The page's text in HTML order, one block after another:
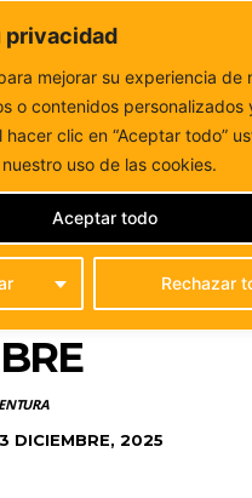
privacidad
mejorar su experiencia de
o contenidos personalizados
clic en “Aceptar todo”
uso de las cookies.
Rechazar
Aceptar todo
FM
informacion de forma cercana
Corralejo acoge una nueva
28...
ACOGE
EDICIÓN DE
EL
28 DE
DICIEMBRE, 2025